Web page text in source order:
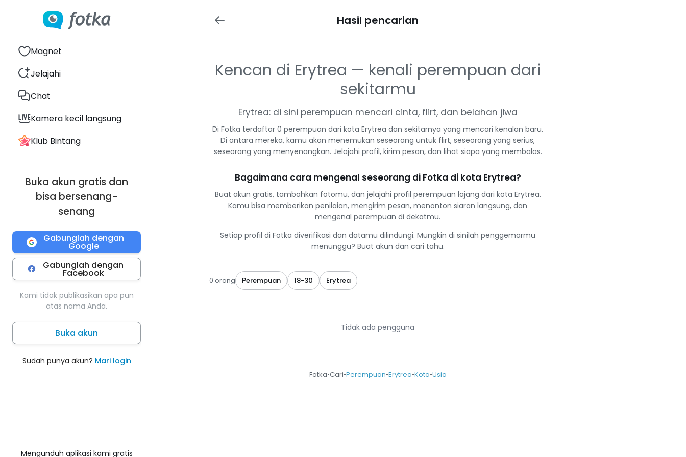
Magnet
Jelajahi
Chat
Kamera kecil langsung
Klub Bintang
Buka akun gratis dan
bisa bersenang-
senang
Gabunglah dengan
Google
Gabunglah dengan
Facebook
Kami tidak publikasikan apa pun
atas nama Anda.
Buka akun
Sudah punya akun? Mari login
Mengunduh aplikasi kami gratis
Hasil pencarian
Kencan di Erytrea — kenali perempuan dari
sekitarmu
Erytrea: di sini perempuan mencari cinta, flirt, dan belahan jiwa
Di Fotka terdaftar 0 perempuan dari kota Erytrea dan sekitarnya yang mencari kenalan baru.
Di antara mereka, kamu akan menemukan seseorang untuk flirt, seseorang yang serius,
seseorang yang menyenangkan. Jelajahi profil, kirim pesan, dan lihat siapa yang membalas.
Bagaimana cara mengenal seseorang di Fotka di kota Erytrea?
Buat akun gratis, tambahkan fotomu, dan jelajahi profil perempuan lajang dari kota Erytrea.
Kamu bisa memberikan penilaian, mengirim pesan, menonton siaran langsung, dan
mengenal perempuan di dekatmu.
Setiap profil di Fotka diverifikasi dan datamu dilindungi. Mungkin di sinilah penggemarmu
menunggu? Buat akun dan cari tahu.
0 orang Perempuan 18-30 Erytrea
Tidak ada pengguna
Fotka•Cari•Perempuan•Erytrea•Kota•Usia